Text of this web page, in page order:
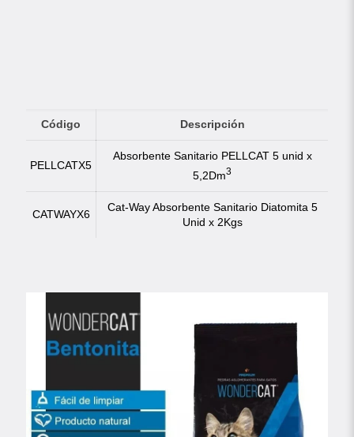
Código Descripción
PELLCATX5
Absorbente Sanitario PELLCAT 5 unid x
5,2Dm3
CATWAYX6
Cat-Way Absorbente Sanitario Diatomita 5
Unid x 2Kgs